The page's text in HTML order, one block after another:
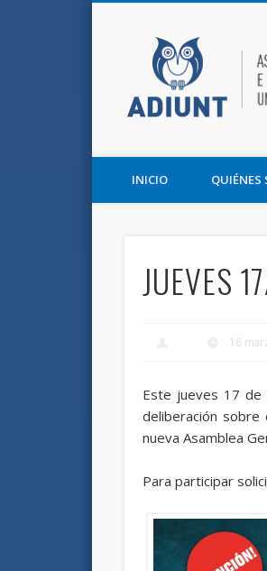
Asociación de Docentes e
INICIO QUIÉNES
JUEVES
16
Este jueves 17 de
deliberación sobre
nueva Asamblea
Para participar